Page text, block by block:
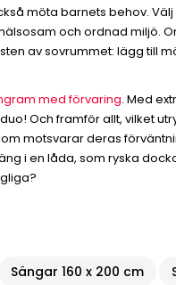
möta barnets behov.
och ordnad miljö.
av sovrummet: lägg till
med förvaring. Med
Och framför allt, vilket
motsvarar deras
i en låda, som ryska
Sängar 160 x 200 cm